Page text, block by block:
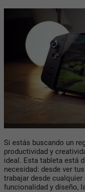
Si estás buscando un
productividad y
ideal. Esta tableta está
necesidad: desde ver
trabajar desde
funcionalidad y diseño,